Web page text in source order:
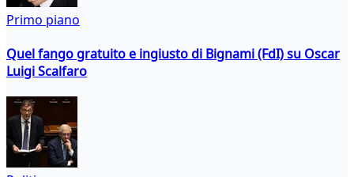
Primo piano
Quel fango gratuito e ingiusto di Bignami (FdI) su Oscar
Luigi Scalfaro